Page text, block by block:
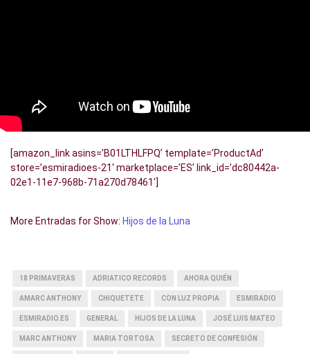
[amazon_link asins=’B01LTHLFPQ’ template=’ProductAd’
store=’esmiradioes-21′ marketplace=’ES’ link_id=’dc80442a-
02e1-11e7-968b-71a270d78461′]
More Entradas for Show: Hijos de la Luna
18 PRIMAVERAS ADRIATICO RECORDS AHORA QUIÉN
AMARC ANTHONY CHIQUETETE CON LUZ PROPIA ESMIRADIO
ESMIRADIO.ES GENERAL HIJOS DE LA LUNA JOSÉ LUIS MATEO
MARC ANTHONY MARIA TORTOSA SECRETO DE CONFESIÓN